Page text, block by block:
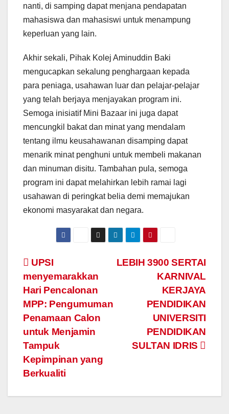
nanti, di samping dapat menjana pendapatan
mahasiswa dan mahasiswi untuk menampung
keperluan yang lain.
Akhir sekali, Pihak Kolej Aminuddin Baki
mengucapkan sekalung penghargaan kepada
para peniaga, usahawan luar dan pelajar-pelajar
yang telah berjaya menjayakan program ini.
Semoga inisiatif Mini Bazaar ini juga dapat
mencungkil bakat dan minat yang mendalam
tentang ilmu keusahawanan disamping dapat
menarik minat penghuni untuk membeli makanan
dan minuman disitu. Tambahan pula, semoga
program ini dapat melahirkan lebih ramai lagi
usahawan di peringkat belia demi memajukan
ekonomi masyarakat dan negara.
Navigasi
kiriman
LEBIH 3900 SERTAI
KARNIVAL
KERJAYA
PENDIDIKAN
UNIVERSITI
PENDIDIKAN
SULTAN IDRIS
UPSI
menyemarakkan
Hari Pencalonan
MPP: Pengumuman
Penamaan Calon
untuk Menjamin
Tampuk
Kepimpinan yang
Berkualiti